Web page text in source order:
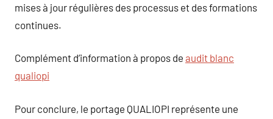
mises à jour régulières des processus et des formations
continues.
Complément d’information à propos de audit blanc
qualiopi
Pour conclure, le portage QUALIOPI représente une